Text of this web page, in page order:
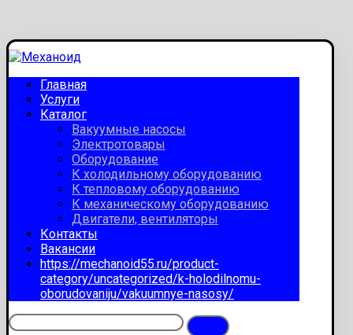
Главная
Услуги
Каталог
Вакуумные насосы
Электротовары
Оборудование
К холодильному оборудованию
К тепловому оборудованию
К механическому оборудованию
Двигатели, вентиляторы
Контакты
Вакансии
https://mechanoid55.ru/product-
category/uncategorized/k-holodilnomu-
oborudovaniju/vakuumnye-nasosy/